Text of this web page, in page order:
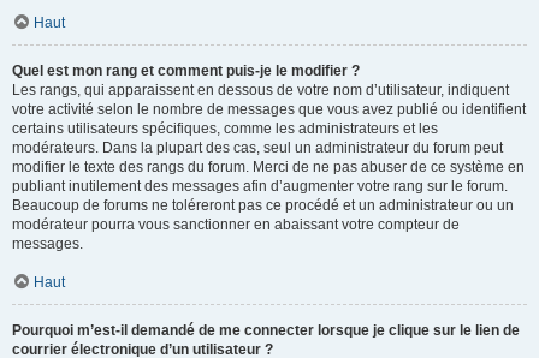
Haut
Quel est mon rang et comment puis-je le modifier ?
Les rangs, qui apparaissent en dessous de votre nom d’utilisateur, indiquent
votre activité selon le nombre de messages que vous avez publié ou identifient
certains utilisateurs spécifiques, comme les administrateurs et les
modérateurs. Dans la plupart des cas, seul un administrateur du forum peut
modifier le texte des rangs du forum. Merci de ne pas abuser de ce système en
publiant inutilement des messages afin d’augmenter votre rang sur le forum.
Beaucoup de forums ne toléreront pas ce procédé et un administrateur ou un
modérateur pourra vous sanctionner en abaissant votre compteur de
messages.
Haut
Pourquoi m’est-il demandé de me connecter lorsque je clique sur le lien de
courrier électronique d’un utilisateur ?